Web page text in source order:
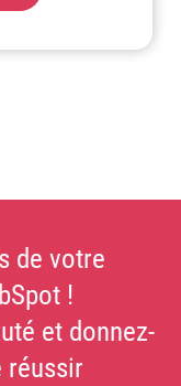
de votre
!
et donnez-
réussir